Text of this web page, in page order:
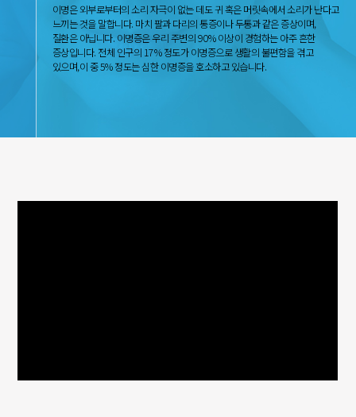
이명은 외부로부터의 소리 자극이 없는 데도 귀 혹은 머릿속에서 소리가 난다고
느끼는 것을 말합니다. 마치 팔과 다리의 통증이나 두통과 같은 증상이며,
질환은 아닙니다. 이명증은 우리 주변의 90% 이상이 경험하는 아주 흔한
증상입니다. 전체 인구의 17% 정도가 이명증으로 생활의 불편함을 겪고
있으며,이 중 5% 정도는 심한 이명증을 호소하고 있습니다.